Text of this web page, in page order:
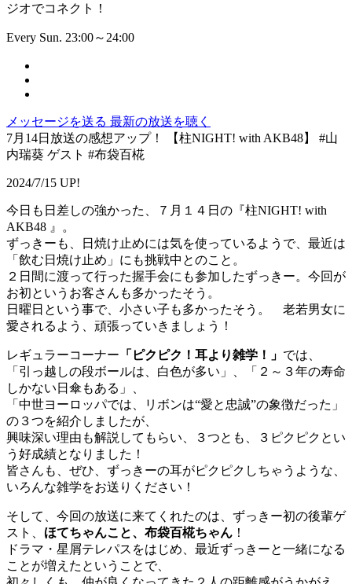
ジオでコネクト！
Every Sun. 23:00～24:00
メッセージを送る 最新の放送を聴く
7月14日放送の感想アップ！ 【柱NIGHT! with AKB48】 #山
内瑞葵 ゲスト #布袋百椛
2024/7/15 UP!
今日も日差しの強かった、７月１４日の『柱NIGHT! with
AKB48 』。
ずっきーも、日焼け止めには気を使っているようで、最近は
「飲む日焼け止め」にも挑戦中とのこと。
２日間に渡って行った握手会にも参加したずっきー。今回が
お初というお客さんも多かったそう。
日曜日という事で、小さい子も多かったそう。 老若男女に
愛されるよう、頑張っていきましょう！
レギュラーコーナー 「ピクピク！耳より雑学！」 では、
「引っ越しの段ボールは、白色が多い」、「２～３年の寿命
しかない日傘もある」、
「中世ヨーロッパでは、リボンは“愛と忠誠”の象徴だった」
の３つを紹介しましたが、
興味深い理由も解説してもらい、３つとも、３ピクピクとい
う好成績となりました！
皆さんも、ぜひ、ずっきーの耳がピクピクしちゃうような、
いろんな雑学をお送りください！
そして、今回の放送に来てくれたのは、ずっきー初の後輩ゲ
スト、 ほてちゃんこと、布袋百椛ちゃん ！
ドラマ・星屑テレパスをはじめ、最近ずっきーと一緒になる
ことが増えたということで、